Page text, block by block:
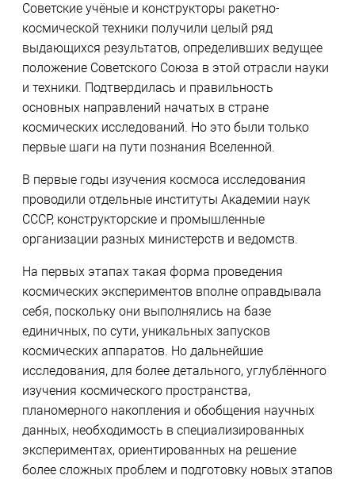
Советские учёные и конструкторы ракетно-
космической техники получили целый ряд
выдающихся результатов, определивших ведущее
положение Советского Союза в этой отрасли науки
и техники. Подтвердилась и правильность
основных направлений начатых в стране
космических исследований. Но это были только
первые шаги на пути познания Вселенной.
В первые годы изучения космоса исследования
проводили отдельные институты Академии наук
СССР, конструкторские и промышленные
организации разных министерств и ведомств.
На первых этапах такая форма проведения
космических экспериментов вполне оправдывала
себя, поскольку они выполнялись на базе
единичных, по сути, уникальных запусков
космических аппаратов. Но дальнейшие
исследования, для более детального, углублённого
изучения космического пространства,
планомерного накопления и обобщения научных
данных, необходимость в специализированных
экспериментах, ориентированных на решение
более сложных проблем и подготовку новых этапов